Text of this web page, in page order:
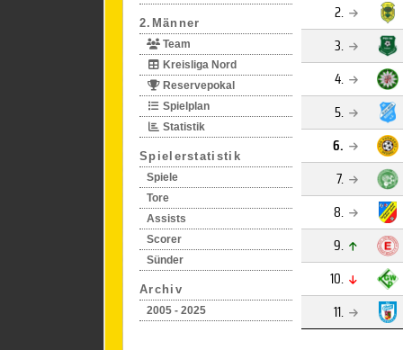
2.Männer
Team
Kreisliga Nord
Reservepokal
Spielplan
Statistik
Spielerstatistik
Spiele
Tore
Assists
Scorer
Sünder
Archiv
2005 - 2025
2.
3.
4.
5.
6.
7.
8.
9.
10.
11.